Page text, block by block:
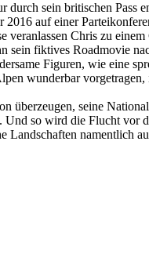
sein britischen Pass
auf einer
Chris zu
sein fiktives Roadmovie
Figuren, wie eine
wunderbar
seine
so wird die Flucht vor
namentlich